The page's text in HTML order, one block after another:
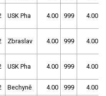
USK Pha 4.00 999 4.00
Zbraslav 4.00 999 4.00
USK Pha 4.00 999 4.00
Bechyně 4.00 999 4.00